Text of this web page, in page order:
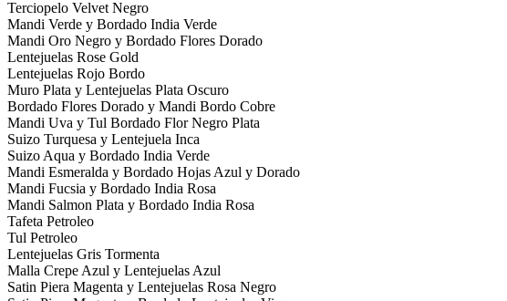
Terciopelo Velvet Negro
Mandi Verde y Bordado India Verde
Mandi Oro Negro y Bordado Flores Dorado
Lentejuelas Rose Gold
Lentejuelas Rojo Bordo
Muro Plata y Lentejuelas Plata Oscuro
Bordado Flores Dorado y Mandi Bordo Cobre
Mandi Uva y Tul Bordado Flor Negro Plata
Suizo Turquesa y Lentejuela Inca
Suizo Aqua y Bordado India Verde
Mandi Esmeralda y Bordado Hojas Azul y Dorado
Mandi Fucsia y Bordado India Rosa
Mandi Salmon Plata y Bordado India Rosa
Tafeta Petroleo
Tul Petroleo
Lentejuelas Gris Tormenta
Malla Crepe Azul y Lentejuelas Azul
Satin Piera Magenta y Lentejuelas Rosa Negro